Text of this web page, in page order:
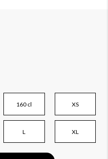
160 cl XS
L XL